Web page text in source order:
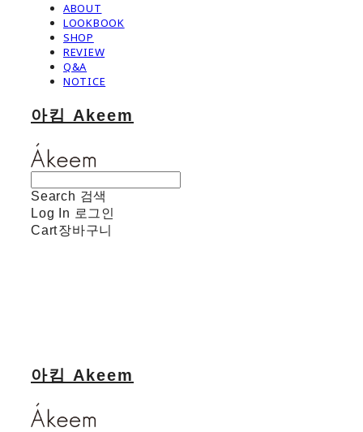
ABOUT
LOOKBOOK
SHOP
REVIEW
Q&A
NOTICE
아킴 Akeem
Search 검색
Log In 로그인
Cart장바구니
아킴 Akeem